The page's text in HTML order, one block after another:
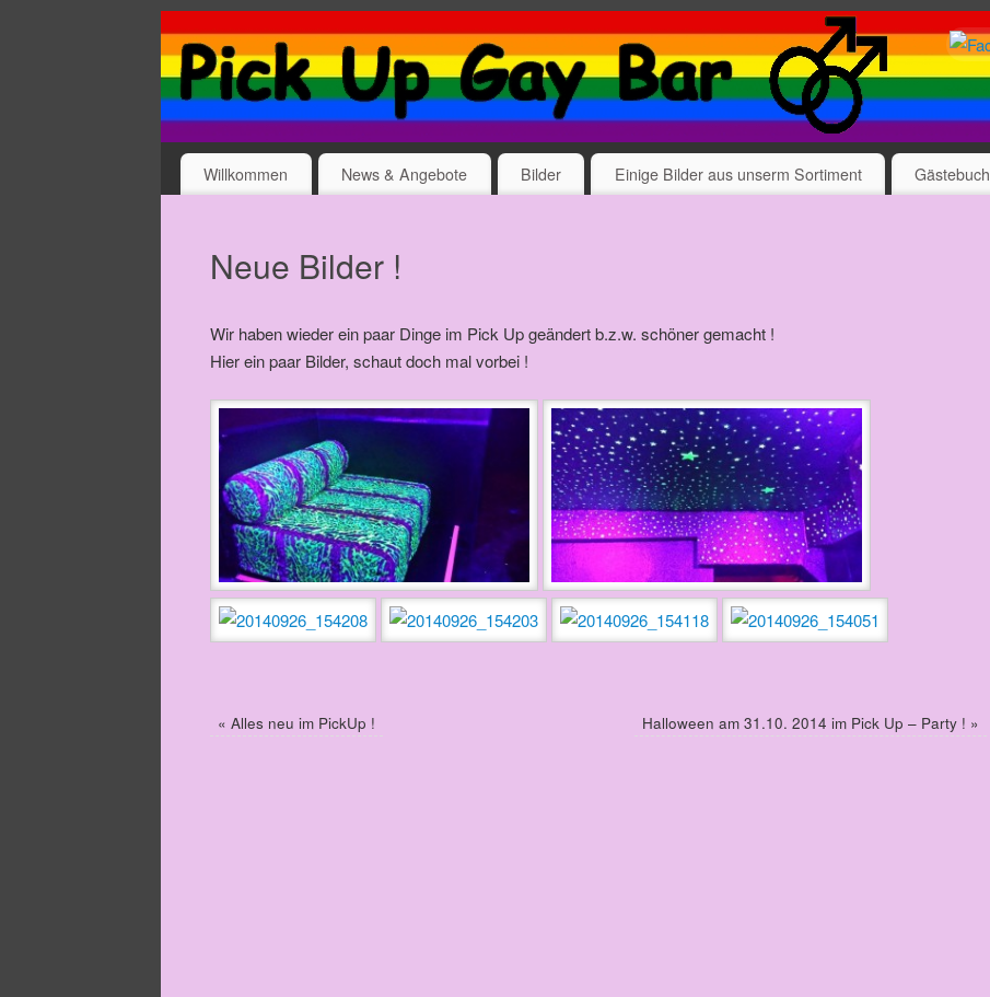
Willkommen News & Angebote Bilder Einige Bilder aus unserm Sortiment Gästebuch
Neue Bilder !
Wir haben wieder ein paar Dinge im Pick Up geändert b.z.w. schöner gemacht !
Hier ein paar Bilder, schaut doch mal vorbei !
« Alles neu im PickUp ! Halloween am 31.10. 2014 im Pick Up – Party ! »